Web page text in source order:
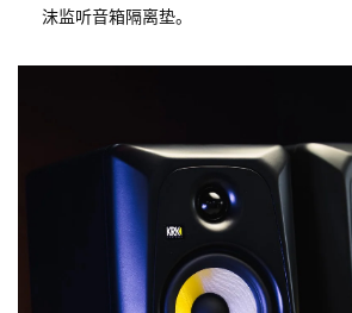
沫监听音箱隔离垫。